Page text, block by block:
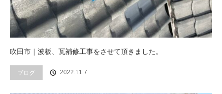
吹田市｜波板、瓦補修工事をさせて頂きました。
ブログ 2022.11.7